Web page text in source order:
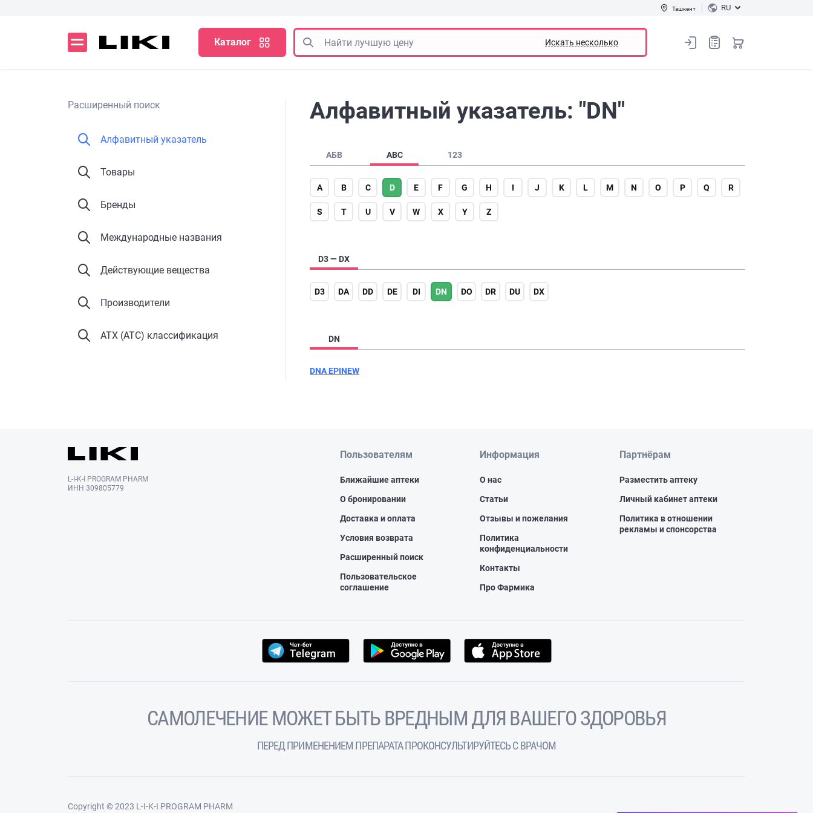
Ташкент RU
Каталог Искать несколько
Расширенный поиск
Алфавитный указатель
Товары
Бренды
Международные названия
Действующие вещества
Производители
АТХ (ATC) классификация
Алфавитный указатель: "DN"
АБВ ABC 123
A B C D E F G H I J K L M N O P Q R
S T U V W X Y Z
D3 — DX
D3 DA DD DE DI DN DO DR DU DX
DN
DNA EPINEW
L-I-K-I PROGRAM PHARM
ИНН 309805779
Пользователям
Ближайшие аптеки
О бронировании
Доставка и оплата
Условия возврата
Расширенный поиск
Пользовательское
соглашение
Информация
О нас
Статьи
Отзывы и пожелания
Политика
конфиденциальности
Контакты
Про Фармика
Партнёрам
Разместить аптеку
Личный кабинет аптеки
Политика в отношении
рекламы и спонсорства
САМОЛЕЧЕНИЕ МОЖЕТ БЫТЬ ВРЕДНЫМ ДЛЯ ВАШЕГО ЗДОРОВЬЯ
ПЕРЕД ПРИМЕНЕНИЕМ ПРЕПАРАТА ПРОКОНСУЛЬТИРУЙТЕСЬ С ВРАЧОМ
Copyright © 2023 L-I-K-I PROGRAM PHARM